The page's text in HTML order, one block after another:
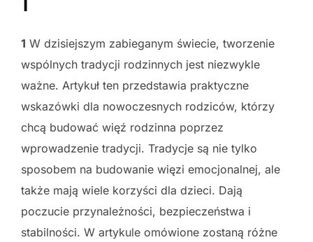
1 W dzisiejszym zabieganym świecie, tworzenie
wspólnych tradycji rodzinnych jest niezwykle
ważne. Artykuł ten przedstawia praktyczne
wskazówki dla nowoczesnych rodziców, którzy
chcą budować więź rodzinna poprzez
wprowadzenie tradycji. Tradycje są nie tylko
sposobem na budowanie więzi emocjonalnej, ale
także mają wiele korzyści dla dzieci. Dają
poczucie przynależności, bezpieczeństwa i
stabilności. W artykule omówione zostaną różne